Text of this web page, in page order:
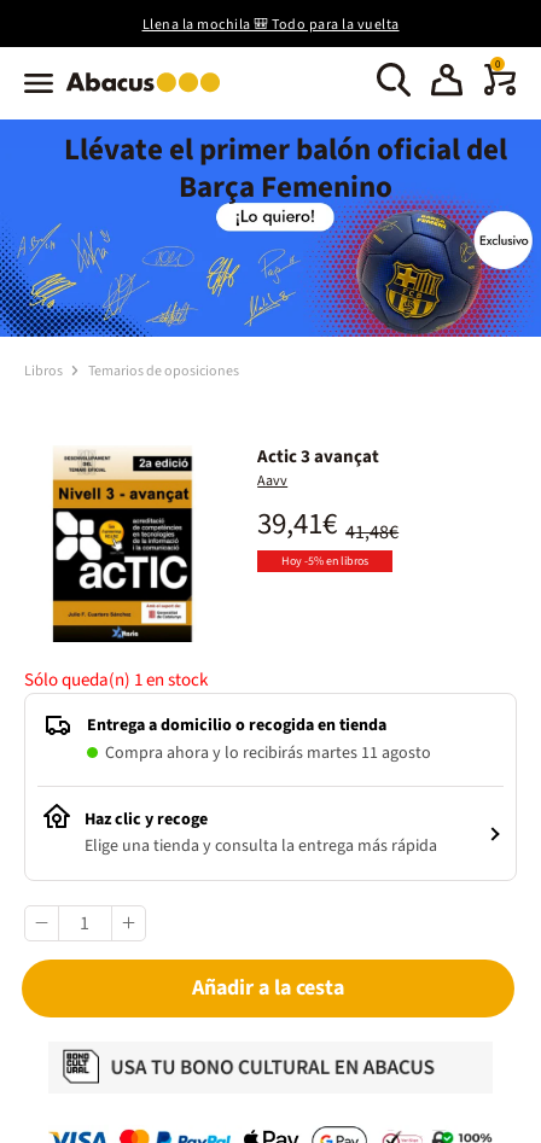
Llena la mochila 🎒 Todo para la vuelta
0
Llévate el primer balón oficial del
Barça Femenino
Libros Temarios de oposiciones
Actic 3 avançat
Aavv
41,48€
39,41€
Hoy -5% en libros
Sólo queda(n) 1en stock
Entrega a domicilio o recogida en tienda
Compra ahora y lo recibirás martes 11 agosto
Haz clic y recoge
Elige una tienda y consulta la entrega más rápida
Añadir a la cesta